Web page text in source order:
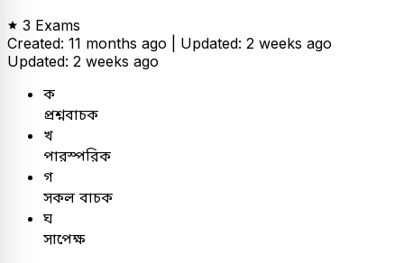
3 Exams
Created: 11 months ago | Updated: 2 weeks ago
Updated: 2 weeks ago
ক
প্রশ্নবাচক
খ
পারস্পরিক
গ
সকল বাচক
ঘ
সাপেক্ষ